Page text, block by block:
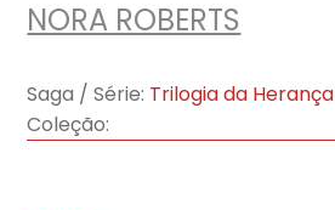
NORA ROBERTS
Saga / Série: Trilogia da Herança
Coleção: